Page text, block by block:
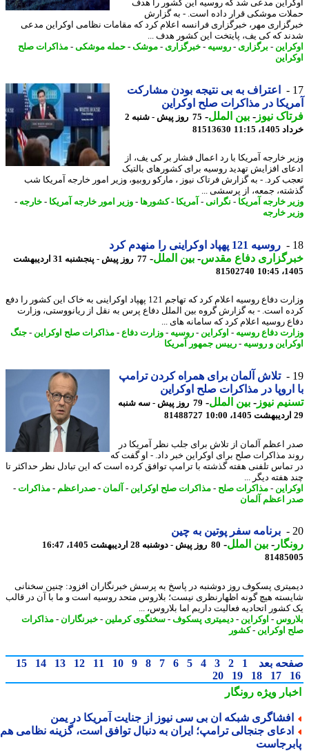
مدعی شد که روسیه این کشور را هدف
موشکی قرار داده است. - به گزارش
مهر، خبرگزاری فرانسه اعلام کرد که مقامات نظامی اوکراین مدعی
که کی یف، پایتخت این کشور هدف ...
- برگزاری - روسیه-خبرگزاری - موشک-حمله موشکی-مذاکرات صلح
اعتراف به بی نتیجه بودن مشارکت
در مذاکرات صلح اوکراین
نیوز-بین الملل-
75 روز پیش - شنبه 2
11:15
81513630
خارجه آمریکا با رد اعمال فشار بر کی یف، از
افزایش تهدید روسیه برای کشورهای بالتیک
کرد. - به گزارش فرتاک نیوز ، مارکو روبیو، وزیر امور خارجه آمریکا شب
جمعه، از پرسشی ...
خارجه آمریکا- نگرانی- آمریکا- کشورها- وزیر امور خارجه آمریکا- خارجه-
خارجه
روسیه 121 پهپاد اوکراینی را منهدم کرد
دفاع مقدس-بین الملل-
77 روز پیش - پنجشنبه 31 اردیبهشت
81502740
وزارت دفاع روسیه اعلام کرد که تهاجم 121 پهپاد اوکراینی به خاک این کشور را دفع
است. - به گزارش گروه بین الملل دفاع پرس به نقل از ریانووستی، وزارت
روسیه اعلام کرد که سامانه های ...
دفاع روسیه-اوکراین- روسیه-وزارت دفاع -مذاکرات صلح اوکراین- جنگ
و روسیه-رییس جمهور آمریکا
تلاش آلمان برای همراه کردن ترامپ
در مذاکرات صلح اوکراین
نیوز-بین الملل-
79 روز پیش - سه شنبه
81488727
اعظم آلمان از تلاش برای جلب نظر آمریکا در
مذاکرات صلح برای اوکراین خبر داد. - او گفت که
تلفنی هفته گذشته با ترامپ توافق کرده است که این تبادل نظر حداکثر تا
هفته دیگر ...
- مذاکرات صلح -مذاکرات صلح اوکراین- آلمان-صدراعظم-مذاکرات-
اعظم آلمان
برنامه سفر پوتین به چین
-بین الملل-80 روز پیش - دوشنبه 28 اردیبهشت 1405، 16:47
پسکوف روز دوشنبه در پاسخ به پرسش خبرنگاران افزود: چنین سخنانی
هیچ گونه اظهارنظری نیست؛ بلاروس متحد روسیه است و ما با آن در قالب
اتحادیه فعالیت داریم اما بلاروس، ...
-اوکراین- دیمیتری پسکوف-سخنگوی کرملین-خبرنگاران-
مذاکرات
اوکراین- کشور
بعد 1
2
3
4
5
6
7
8
9
10
11
12
13
14
15
17
18
19
20
ویژهرونگار
شبکه ان بی سی نیوز از جنایت آمریکا در یمن
جنجالی ترامپ؛ ایران به دنبال توافق است، گزینه نظامی هم